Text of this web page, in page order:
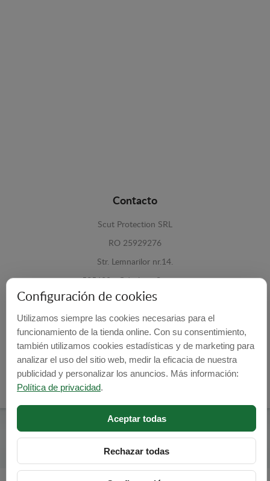
Contacto
Scut Protection SRL
RO 25929276
Str. Lemnarilor nr.14.
535600 - Odorheiu Secuiesc
Harghita, Romania
E-mail: info@cubrecarter.com
Site: www.cubrecarter.com
Cubre Carter -© 2026
Configuración de cookies
Utilizamos siempre las cookies necesarias para el
funcionamiento de la tienda online. Con su consentimiento,
también utilizamos cookies estadísticas y de marketing para
analizar el uso del sitio web, medir la eficacia de nuestra
publicidad y personalizar los anuncios. Más información:
Política de privacidad.
Aceptar todas
Rechazar todas